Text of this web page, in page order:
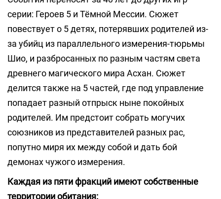
серии: Героев 5 и Тёмной Мессии. Сюжет
повествует о 5 детях, потерявших родителей из-
за убийц из параллельного измерения-тюрьмы
Шио, и разбросанных по разным частям света
древнего магического мира Асхан. Сюжет
делится также на 5 частей, где под управление
попадает разный отпрыск ныне покойных
родителей. Им предстоит собрать могучих
союзников из представителей разных рас,
попутно миря их между собой и дать бой
демонах чужого измерения.
Каждая из пяти фракций имеют собственные
территории обитания: